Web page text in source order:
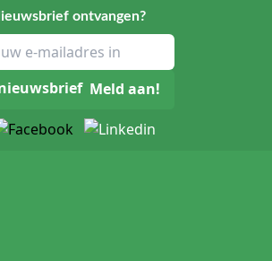
ontvangen?
Meld aan!